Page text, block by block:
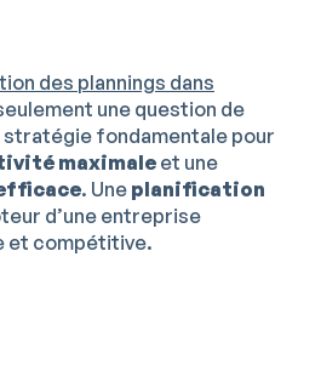
des plannings dans
une question de
stratégie fondamentale pour
maximaleet une
. Une planification
d’une entreprise
et compétitive.